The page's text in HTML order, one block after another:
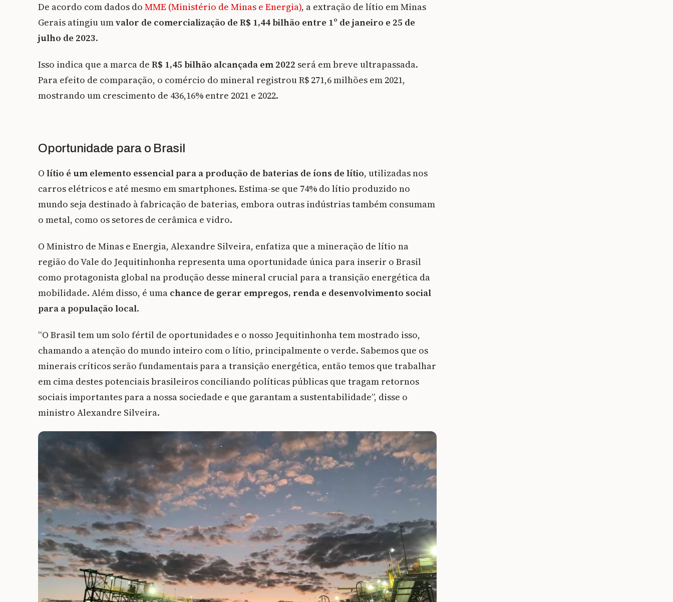
De acordo com dados do MME (Ministério de Minas e Energia), a extração de lítio em Minas
Gerais atingiu umvalor de comercialização de R$ 1,44 bilhão entre 1º de janeiro e 25 de
julho de 2023.
Isso indica que a marca de R$ 1,45 bilhão alcançada em 2022 será em breve ultrapassada.
Para efeito de comparação, o comércio do mineral registrou R$ 271,6 milhões em 2021,
mostrando um crescimento de 436,16% entre 2021 e 2022.
Oportunidade para o Brasil
O lítio é um elemento essencial para a produção de baterias de íons de lítio, utilizadas nos
carros elétricos e até mesmo em smartphones. Estima-se que 74% do lítio produzido no
mundo seja destinado à fabricação de baterias, embora outras indústrias também consumam
o metal, como os setores de cerâmica e vidro.
O Ministro de Minas e Energia, Alexandre Silveira, enfatiza que a mineração de lítio na
região do Vale do Jequitinhonha representa uma oportunidade única para inserir o Brasil
como protagonista global na produção desse mineral crucial para a transição energética da
mobilidade. Além disso, é uma chance de gerar empregos, renda e desenvolvimento social
para a população local.
“O Brasil tem um solo fértil de oportunidades e o nosso Jequitinhonha tem mostrado isso,
chamando a atenção do mundo inteiro com o lítio, principalmente o verde. Sabemos que os
minerais críticos serão fundamentais para a transição energética, então temos que trabalhar
em cima destes potenciais brasileiros conciliando políticas públicas que tragam retornos
sociais importantes para a nossa sociedade e que garantam a sustentabilidade”, disse o
ministro Alexandre Silveira.